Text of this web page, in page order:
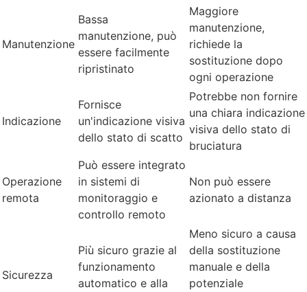
Manutenzione
Bassa
manutenzione, può
essere facilmente
ripristinato
Maggiore
manutenzione,
richiede la
sostituzione dopo
ogni operazione
Indicazione
Fornisce
un'indicazione visiva
dello stato di scatto
Potrebbe non fornire
una chiara indicazione
visiva dello stato di
bruciatura
Operazione
remota
Può essere integrato
in sistemi di
monitoraggio e
controllo remoto
Non può essere
azionato a distanza
Sicurezza
Più sicuro grazie al
funzionamento
automatico e alla
Meno sicuro a causa
della sostituzione
manuale e della
potenziale